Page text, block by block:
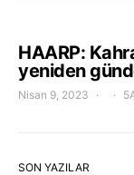
HAARP:
yeniden
Nisan 9, 2023
SON YAZILAR